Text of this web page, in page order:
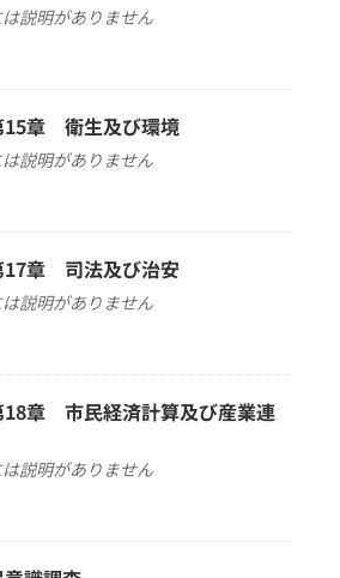
説明がありません
章 衛生及び環境
説明がありません
章 司法及び治安
説明がありません
章 市民経済計算及び産業連
説明がありません